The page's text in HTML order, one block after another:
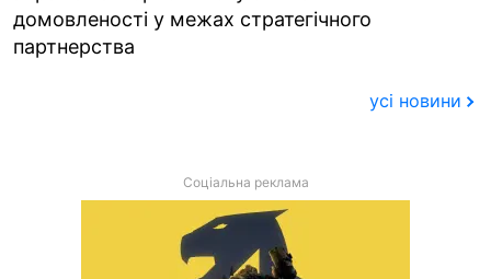
домовленості у межах стратегічного
партнерства
усі новини
Соціальна реклама